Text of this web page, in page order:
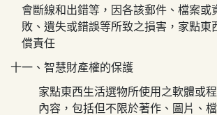
會斷線和出錯等，因各該郵件、檔案或
敗、遺失或錯誤等所致之損害， 家點東
償責任
十一、智慧財產權的保護
家點東西生活選物所使用之軟體或
內容，包括但不限於著作、圖片、